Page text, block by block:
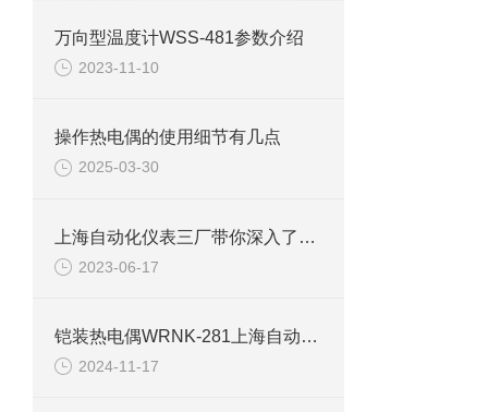
万向型温度计WSS-481参数介绍
2023-11-10
操作热电偶的使用细节有几点
2025-03-30
上海自动化仪表三厂带你深入了解铂电阻参数
2023-06-17
铠装热电偶WRNK-281上海自动化仪表三厂
2024-11-17